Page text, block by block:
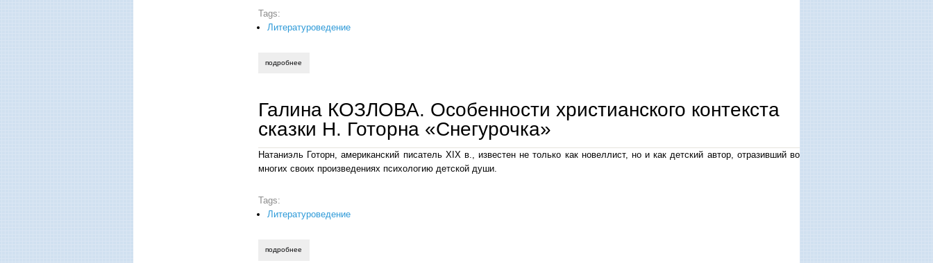
Tags:
Литературоведение
подробнее
Галина КОЗЛОВА. Особенности христианского контекста
сказки Н. Готорна «Снегурочка»
Натаниэль Готорн, американский писатель XIX в., известен не только как новеллист, но и как детский автор, отразивший во
многих своих произведениях психологию детской души.
Tags:
Литературоведение
подробнее